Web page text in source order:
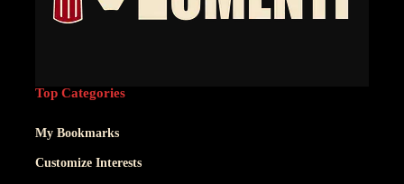
Top Categories
My Bookmarks
Customize Interests